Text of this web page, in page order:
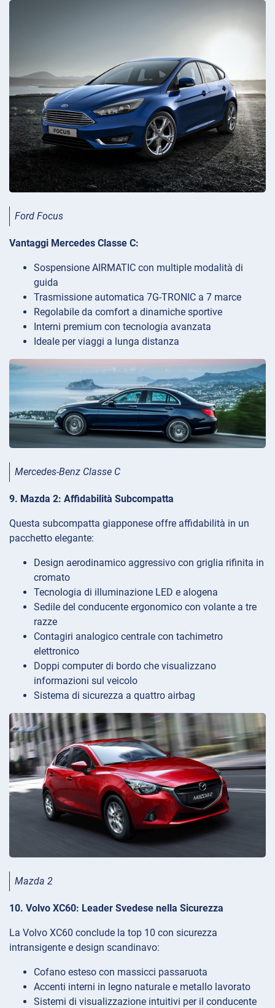
Ford Focus
Vantaggi Mercedes Classe C:
Sospensione AIRMATIC con multiple modalità di
guida
Trasmissione automatica 7G-TRONIC a 7 marce
Regolabile da comfort a dinamiche sportive
Interni premium con tecnologia avanzata
Ideale per viaggi a lunga distanza
Mercedes-Benz Classe C
9. Mazda 2: Affidabilità Subcompatta
Questa subcompatta giapponese offre affidabilità in un
pacchetto elegante:
Design aerodinamico aggressivo con griglia rifinita in
cromato
Tecnologia di illuminazione LED e alogena
Sedile del conducente ergonomico con volante a tre
razze
Contagiri analogico centrale con tachimetro
elettronico
Doppi computer di bordo che visualizzano
informazioni sul veicolo
Sistema di sicurezza a quattro airbag
Mazda 2
10. Volvo XC60: Leader Svedese nella Sicurezza
La Volvo XC60 conclude la top 10 con sicurezza
intransigente e design scandinavo:
Cofano esteso con massicci passaruota
Accenti interni in legno naturale e metallo lavorato
Sistemi di visualizzazione intuitivi per il conducente